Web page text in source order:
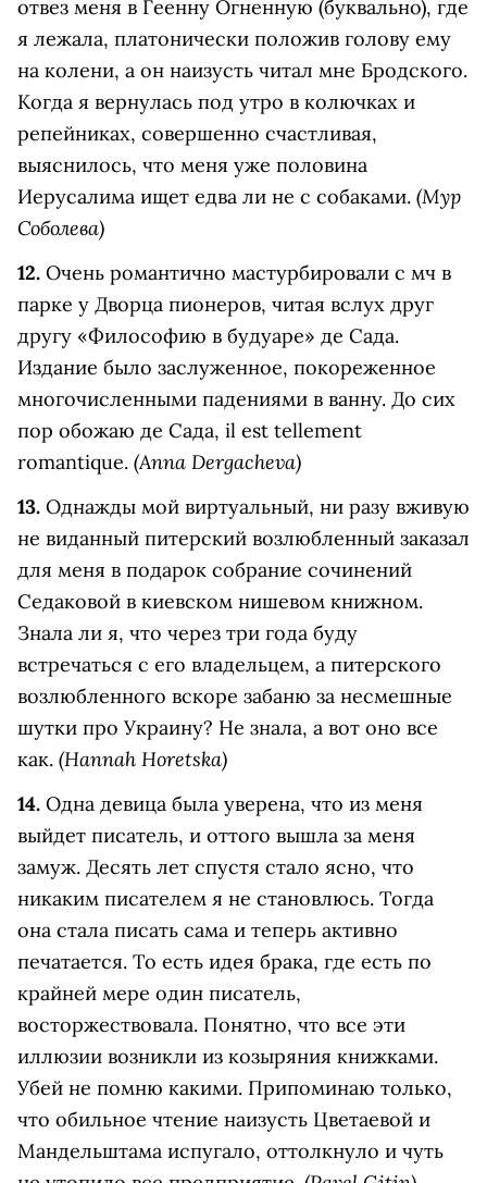
отвез меня в Геенну Огненную (буквально), где
я лежала, платонически положив голову ему
на колени, а он наизусть читал мне Бродского.
Когда я вернулась под утро в колючках и
репейниках, совершенно счастливая,
выяснилось, что меня уже половина
Иерусалима ищет едва ли не с собаками. (Мур
Соболева)
12. Очень романтично мастурбировали с мч в
парке у Дворца пионеров, читая вслух друг
другу «Философию в будуаре» де Сада.
Издание было заслуженное, покореженное
многочисленными падениями в ванну. До сих
пор обожаю де Сада, il est tellement
romantique. (Anna Dergacheva)
13. Однажды мой виртуальный, ни разу вживую
не виданный питерский возлюбленный заказал
для меня в подарок собрание сочинений
Седаковой в киевском нишевом книжном.
Знала ли я, что через три года буду
встречаться с его владельцем, а питерского
возлюбленного вскоре забаню за несмешные
шутки про Украину? Не знала, а вот оно все
как. (Hannah Horetska)
14. Одна девица была уверена, что из меня
выйдет писатель, и оттого вышла за меня
замуж. Десять лет спустя стало ясно, что
никаким писателем я не становлюсь. Тогда
она стала писать сама и теперь активно
печатается. То есть идея брака, где есть по
крайней мере один писатель,
восторжествовала. Понятно, что все эти
иллюзии возникли из козыряния книжками.
Убей не помню какими. Припоминаю только,
что обильное чтение наизусть Цветаевой и
Мандельштама испугало, оттолкнуло и чуть